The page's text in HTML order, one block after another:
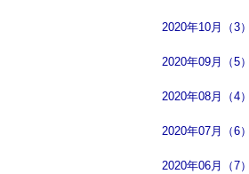
2020年10月（3）
2020年09月（5）
2020年08月（4）
2020年07月（6）
2020年06月（7）